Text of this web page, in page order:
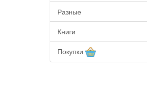
Разные
Книги
Покупки